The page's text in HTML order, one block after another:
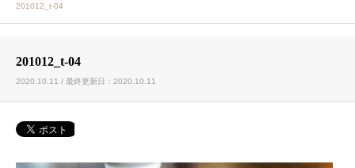
201012_t-04
201012_t-04
2020.10.11 / 最終更新日：2020.10.11